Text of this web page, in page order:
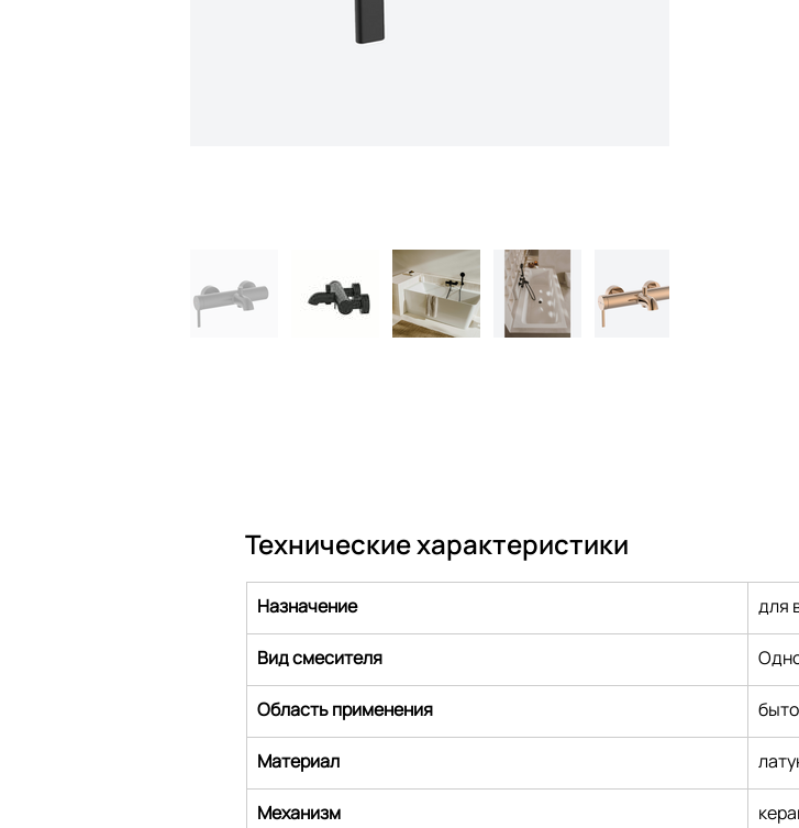
Технические характеристики
Назначение для
Вид смесителя
Область применения
Материал
Механизм